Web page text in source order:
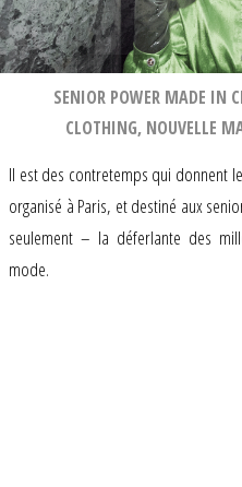
SENIOR POWER MADE IN
CLOTHING, NOUVELLE
Il est des contretemps qui donnent
organisé à Paris, et destiné aux
seulement – la déferlante des
mode.